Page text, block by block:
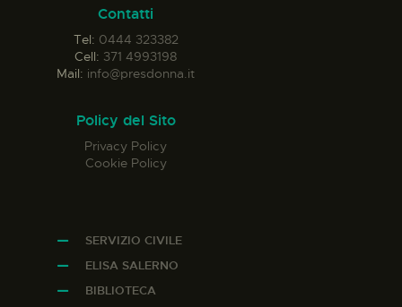
Contatti
Tel: 0444 323382
Cell: 371 4993198
Mail: info@presdonna.it
Policy del Sito
Privacy Policy
Cookie Policy
SERVIZIO CIVILE
ELISA SALERNO
BIBLIOTECA